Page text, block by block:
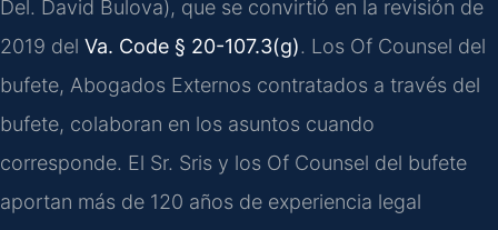
Del. David Bulova), que se convirtió en la revisión de
2019 del Va. Code § 20-107.3(g). Los Of Counsel del
bufete, Abogados Externos contratados a través del
bufete, colaboran en los asuntos cuando
corresponde. El Sr. Sris y los Of Counsel del bufete
aportan más de 120 años de experiencia legal